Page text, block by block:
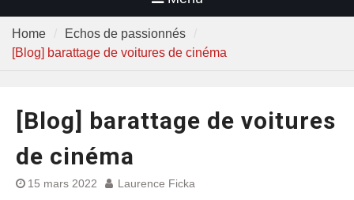
Home
Echos de passionnés
[Blog] barattage de voitures de cinéma
[Blog] barattage de voitures
de cinéma
15 mars 2022 Laurence Ficka